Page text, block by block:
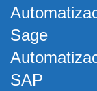
Sage
SAP